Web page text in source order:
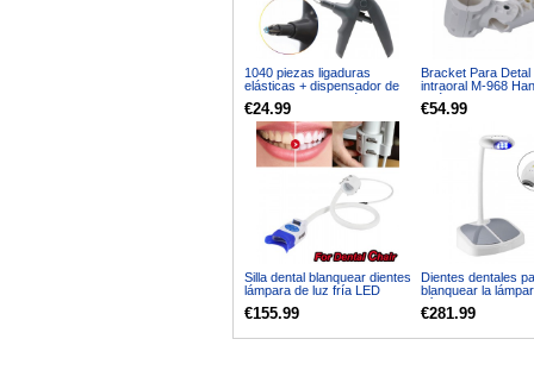
1040 piezas ligaduras
elásticas + dispensador de
pistola de iluminación
ortopédica dental
€24.99
Bracket Para Detal
intraoral M-968
Sillón Dental
€54.99
Silla dental blanquear dientes
lámpara de luz fría LED
€155.99
Dientes dentales
blanquear la
fría Sistema de
blanqueamiento
€281.99